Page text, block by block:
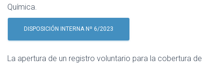
Química.
DISPOSICIÓN INTERNA Nº 6/2023
La apertura de un registro voluntario para la cobertura de